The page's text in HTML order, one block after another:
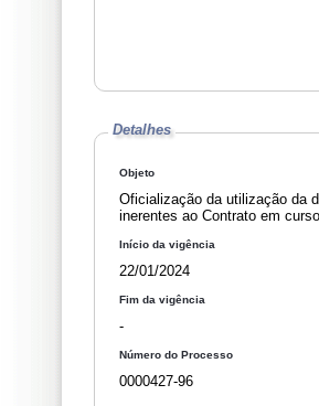
Detalhes
Objeto
Oficialização da utilização da
inerentes ao Contrato em
Início da vigência
22/01/2024
Fim da vigência
-
Número do Processo
0000427-96